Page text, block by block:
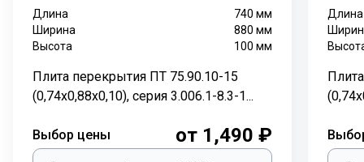
Вес: 1450 кг.
ГОСТ, Серия: ТПР 901.09-11.84
Объем бетона: 0,58 м3
Геометрический объем: 0,6561 м3
Назначение:
Плиты перекрытия П24-5Б предназначены для
герметизации коммуникационных каналов,
Длина 740мм
Ширина
880мм
Высота
100мм
Плита перекрытия ПТ 75.90.10-15
(0,74х0,88х0,10), серия 3.006.1-8.3-1...
Выбор цены от 1,490 ₽
Длина